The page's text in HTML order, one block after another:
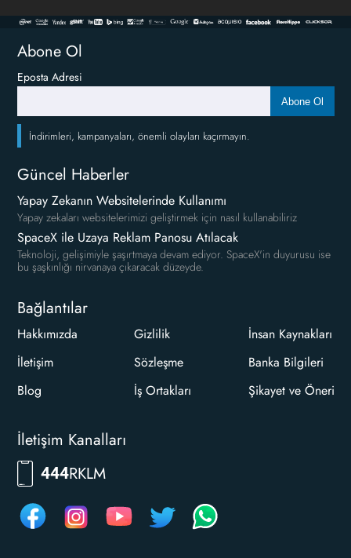
Abone Ol
Eposta Adresi
Abone Ol
İndirimleri, kampanyaları, önemli olayları kaçırmayın.
Güncel Haberler
Yapay Zekanın Websitelerinde Kullanımı
Yapay zekaları websitelerimizi geliştirmek için nasıl kullanabiliriz
SpaceX ile Uzaya Reklam Panosu Atılacak
Teknoloji, gelişimiyle şaşırtmaya devam ediyor. SpaceX'in duyurusu ise
bu şaşkınlığı nirvanaya çıkaracak düzeyde.
Bağlantılar
Hakkımızda
İletişim
Blog
Gizlilik
Sözleşme
İş Ortakları
İnsan Kaynakları
Banka Bilgileri
Şikayet ve Öneri
İletişim Kanalları
444RKLM